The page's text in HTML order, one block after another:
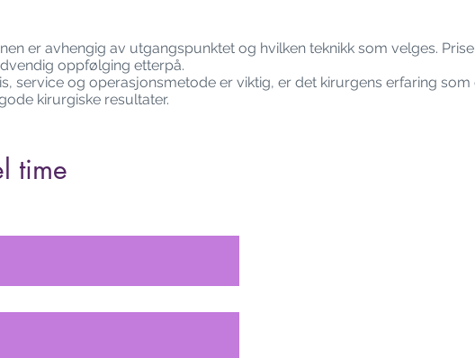
er avhengig av utgangspunktet og hvilken teknikk som velges.
oppfølging etterpå.
service og operasjonsmetode er viktig, er det kirurgens erfaring
kirurgiske resultater.
time